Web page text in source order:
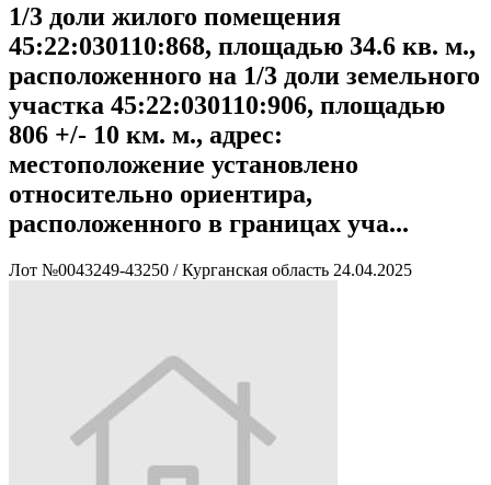
1/3 доли жилого помещения
45:22:030110:868, площадью 34.6 кв. м.,
расположенного на 1/3 доли земельного
участка 45:22:030110:906, площадью
806 +/- 10 км. м., адрес:
местоположение установлено
относительно ориентира,
расположенного в границах уча...
Лот №0043249-43250 / Курганская область 24.04.2025